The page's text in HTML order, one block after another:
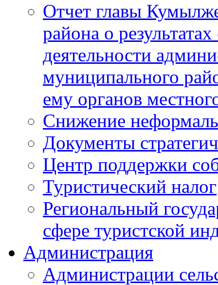
Отчет главы
района о
деятельности
муниципального
ему органов
Снижение
Документы
Центр поддержки
Туристический налог
Региональный
сфере туристской
Администрация
Администрации